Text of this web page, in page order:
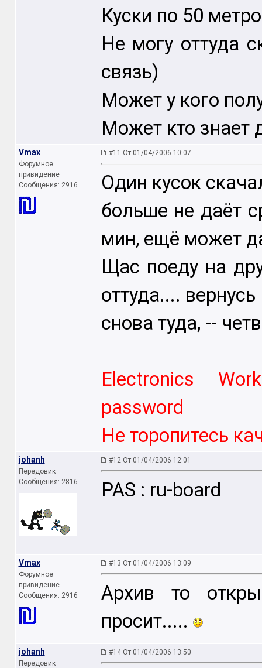
Куски по 50
Не могу оттуда
связь)
Может у кого
Может кто знает
Vmax
Форумное
привидение
Сообщения: 2916
#11 От 01/04/2006 10:07
Один кусок
больше не даёт
мин, ещё может
Щас поеду на
оттуда....
снова туда, --
Electronics
password
Не торопитесь
johanh
Передовик
Сообщения: 2816
#12 От 01/04/2006 12:01
PAS : ru-board
Vmax
Форумное
привидение
Сообщения: 2916
#13 От 01/04/2006 13:09
Архив то
просит.....
johanh
Передовик
#14 От 01/04/2006 13:50